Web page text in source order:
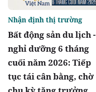
Bất động sản du lịch -
nghỉ dưỡng 6 tháng
cuối năm 2026: Tiếp
tục tái cân bằng, chờ
Nhận định thị trường